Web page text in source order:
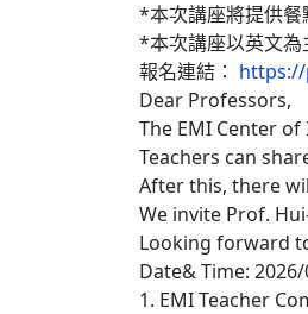
*本次講座將提供餐
*本次講座以英文為
報名連結： https://
Dear Professors,
The EMI Center
Teachers can
After this, there
We invite Prof.
Looking forward
Date& Time:
1. EMI Teacher